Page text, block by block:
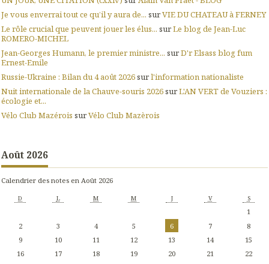
Je vous enverrai tout ce qu’il y aura de... surVIE DU CHATEAU à FERNEY
Le rôle crucial que peuvent jouer les élus... surLe blog de Jean-Luc
ROMERO-MICHEL
Jean-Georges Humann, le premier ministre... surD'r Elsass blog fum
Ernest-Emile
Russie-Ukraine : Bilan du 4 août 2026surl'information nationaliste
Nuit internationale de la Chauve-souris 2026surL'AN VERT de Vouziers :
écologie et...
Vélo Club Mazérois surVélo Club Mazèrois
Août 2026
Calendrier des notes en Août 2026
D L M M J V S
1
2
3 4 5 6 7
8
9
10 11 12 13 14
15
16
17 18 19 20 21
22